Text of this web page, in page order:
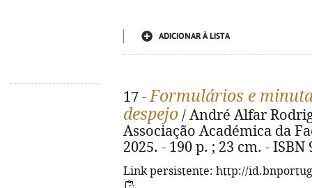
ADICIONAR À LISTA
17 -Formulários e
despejo / André Alfar
Associação Académica da
2025. - 190 p. ; 23 cm. - ISBN
Link persistente: http://